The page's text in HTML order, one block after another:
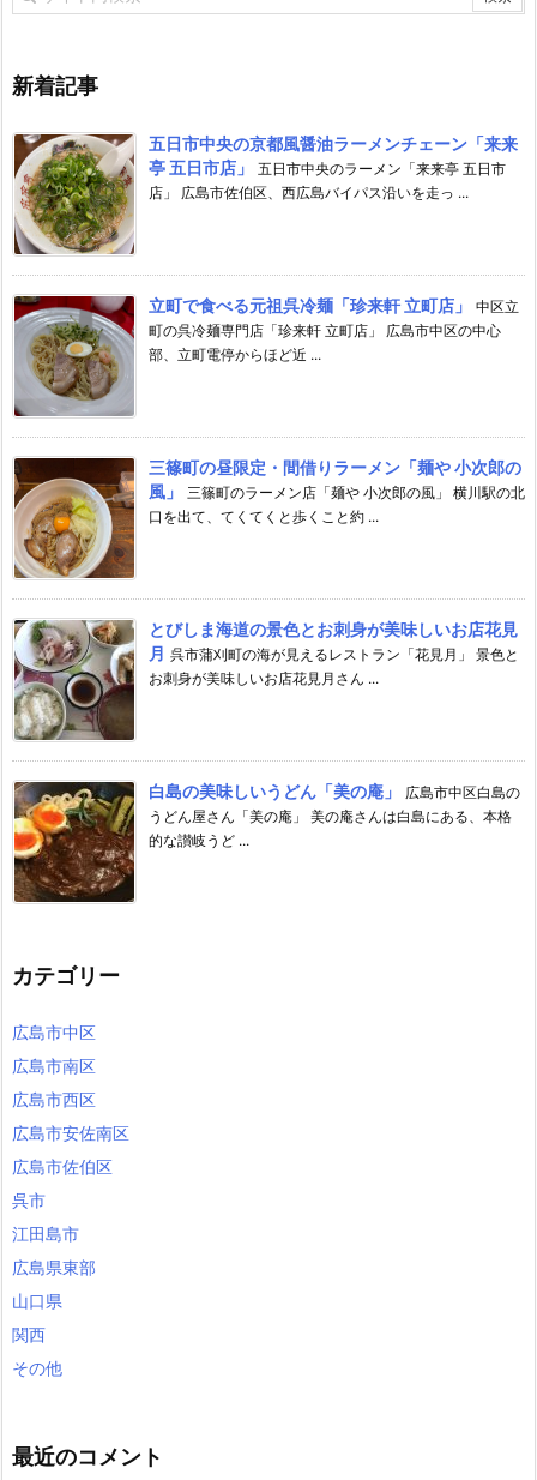
新着記事
五日市中央の京都風醤油ラーメンチェーン「来来
亭 五日市店」
五日市中央のラーメン「来来亭 五日市
店」 広島市佐伯区、西広島バイパス沿いを走っ ...
立町で食べる元祖呉冷麺「珍来軒 立町店」
中区立
町の呉冷麺専門店「珍来軒 立町店」 広島市中区の中心
部、立町電停からほど近 ...
三篠町の昼限定・間借りラーメン「麺や 小次郎の
風」
三篠町のラーメン店「麺や 小次郎の風」 横川駅の北
口を出て、てくてくと歩くこと約 ...
とびしま海道の景色とお刺身が美味しいお店花見
月 呉市蒲刈町の海が見えるレストラン「花見月」 景色と
お刺身が美味しいお店花見月さん ...
白島の美味しいうどん「美の庵」
広島市中区白島の
うどん屋さん「美の庵」 美の庵さんは白島にある、本格
的な讃岐うど ...
カテゴリー
広島市中区
広島市南区
広島市西区
広島市安佐南区
広島市佐伯区
呉市
江田島市
広島県東部
山口県
関西
その他
最近のコメント